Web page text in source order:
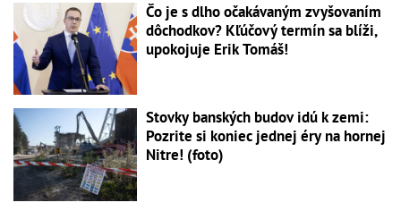
Čo je s dlho očakávaným zvyšovaním
dôchodkov? Kľúčový termín sa blíži,
upokojuje Erik Tomáš!
Stovky banských budov idú k zemi:
Pozrite si koniec jednej éry na hornej
Nitre! (foto)